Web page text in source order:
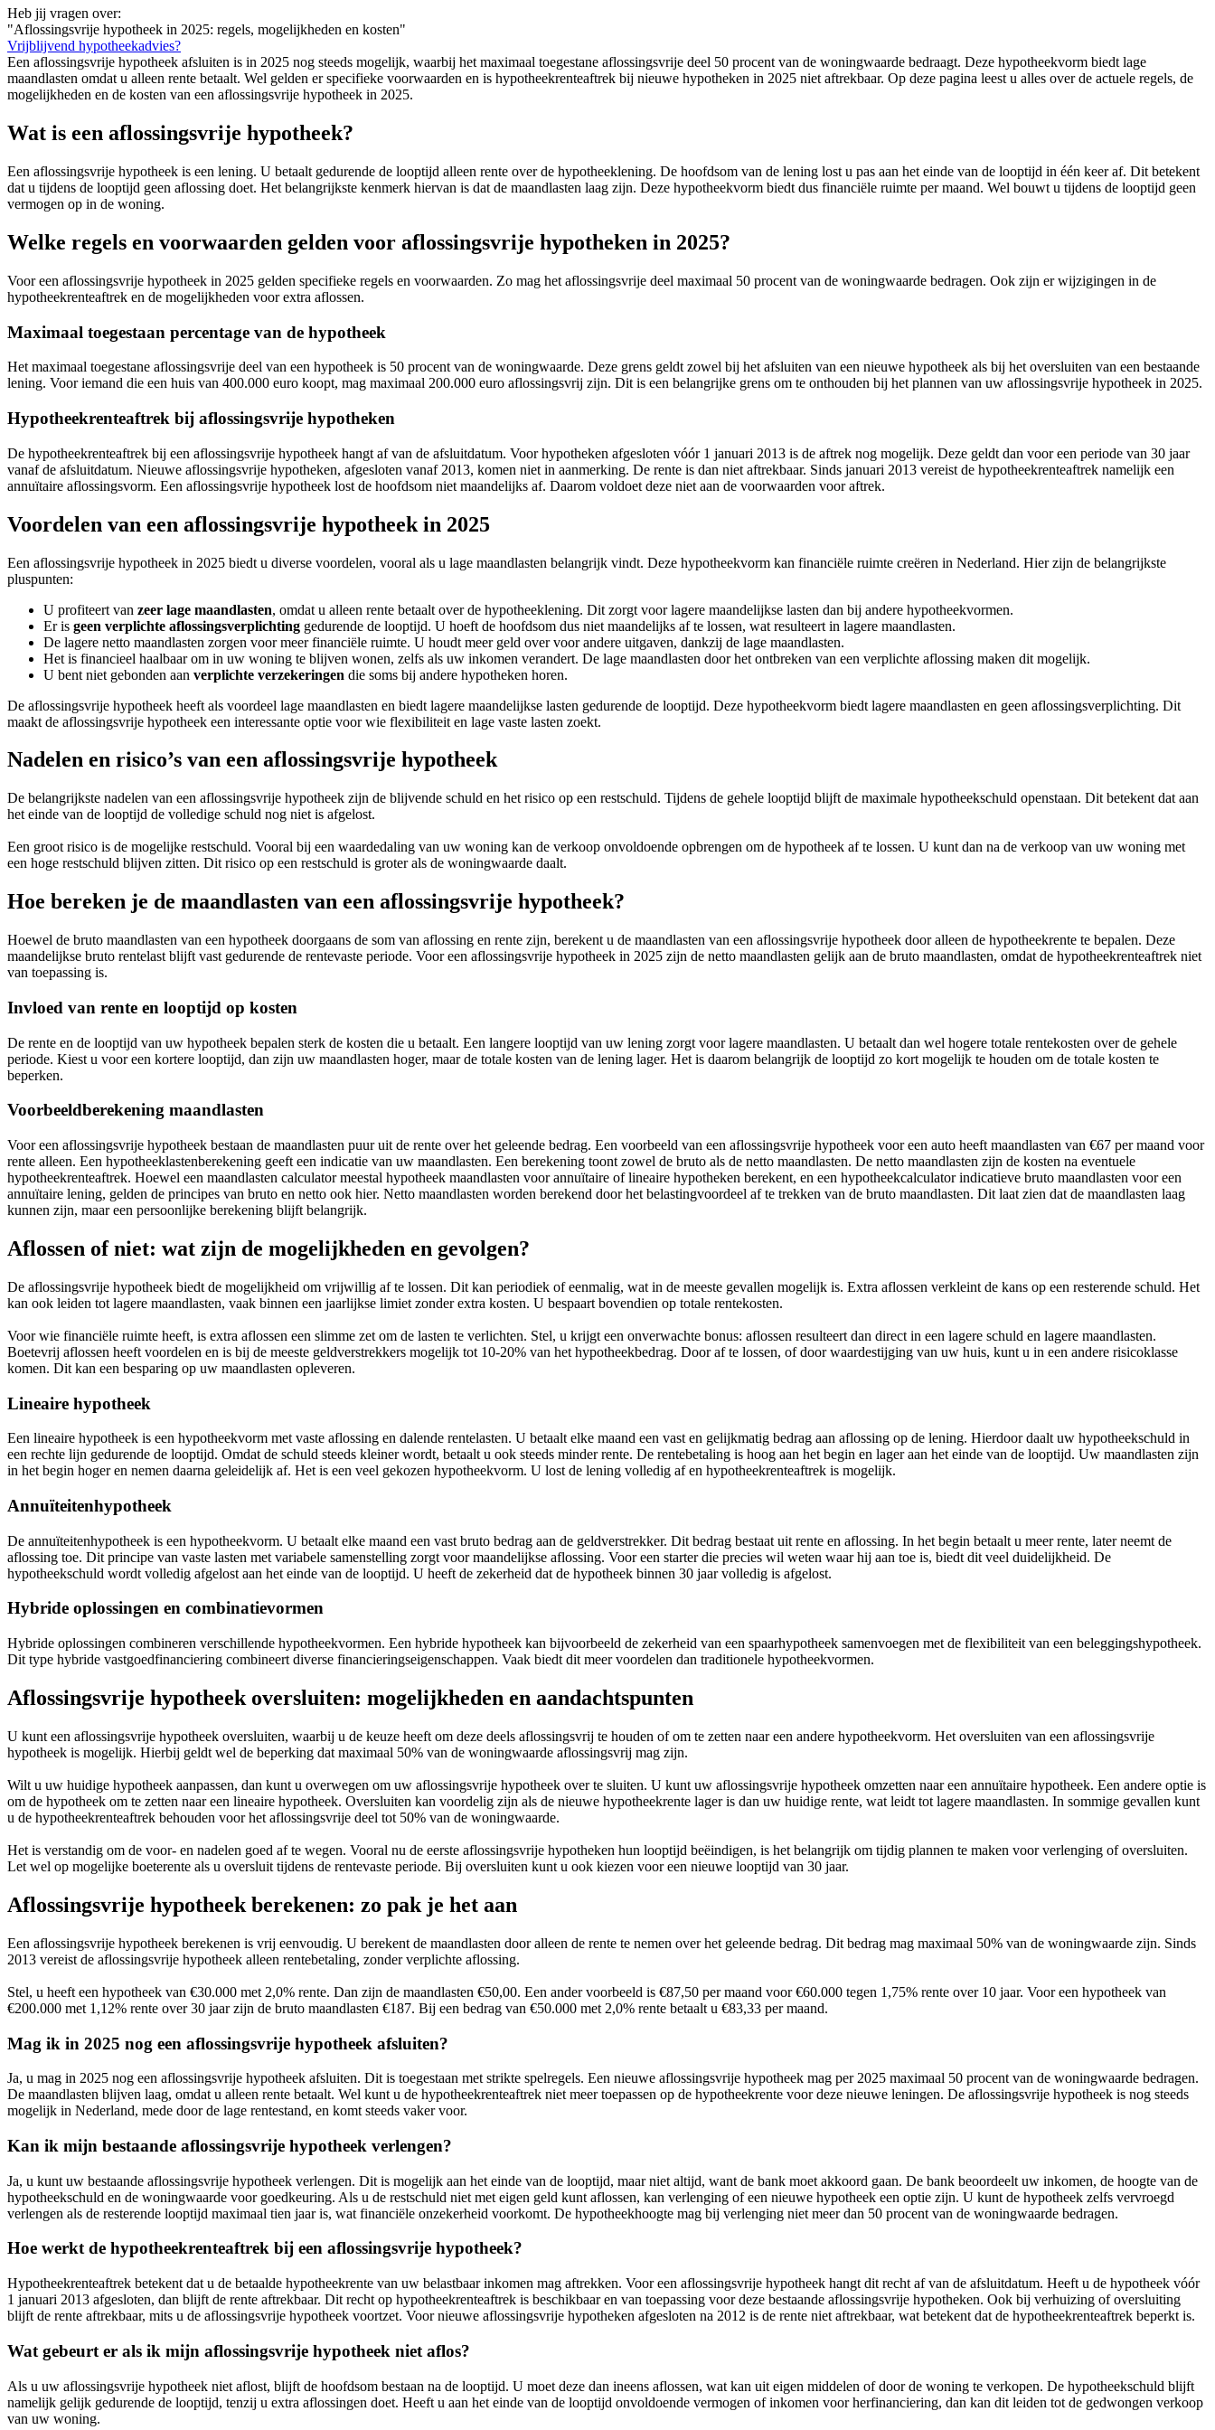
Heb jij vragen over:
"Aflossingsvrije hypotheek in 2025: regels, mogelijkheden en kosten"
Vrijblijvend hypotheekadvies?
Een aflossingsvrije hypotheek afsluiten is in 2025 nog steeds mogelijk, waarbij het maximaal toegestane aflossingsvrije deel 50 procent van de woningwaarde bedraagt. Deze hypotheekvorm biedt lage
maandlasten omdat u alleen rente betaalt. Wel gelden er specifieke voorwaarden en is hypotheekrenteaftrek bij nieuwe hypotheken in 2025 niet aftrekbaar. Op deze pagina leest u alles over de actuele regels, de
mogelijkheden en de kosten van een aflossingsvrije hypotheek in 2025.
Wat is een aflossingsvrije hypotheek?
Een aflossingsvrije hypotheek is een lening. U betaalt gedurende de looptijd alleen rente over de hypotheeklening. De hoofdsom van de lening lost u pas aan het einde van de looptijd in één keer af. Dit betekent
dat u tijdens de looptijd geen aflossing doet. Het belangrijkste kenmerk hiervan is dat de maandlasten laag zijn. Deze hypotheekvorm biedt dus financiële ruimte per maand. Wel bouwt u tijdens de looptijd geen
vermogen op in de woning.
Welke regels en voorwaarden gelden voor aflossingsvrije hypotheken in 2025?
Voor een aflossingsvrije hypotheek in 2025 gelden specifieke regels en voorwaarden. Zo mag het aflossingsvrije deel maximaal 50 procent van de woningwaarde bedragen. Ook zijn er wijzigingen in de
hypotheekrenteaftrek en de mogelijkheden voor extra aflossen.
Maximaal toegestaan percentage van de hypotheek
Het maximaal toegestane aflossingsvrije deel van een hypotheek is 50 procent van de woningwaarde. Deze grens geldt zowel bij het afsluiten van een nieuwe hypotheek als bij het oversluiten van een bestaande
lening. Voor iemand die een huis van 400.000 euro koopt, mag maximaal 200.000 euro aflossingsvrij zijn. Dit is een belangrijke grens om te onthouden bij het plannen van uw aflossingsvrije hypotheek in 2025.
Hypotheekrenteaftrek bij aflossingsvrije hypotheken
De hypotheekrenteaftrek bij een aflossingsvrije hypotheek hangt af van de afsluitdatum. Voor hypotheken afgesloten vóór 1 januari 2013 is de aftrek nog mogelijk. Deze geldt dan voor een periode van 30 jaar
vanaf de afsluitdatum. Nieuwe aflossingsvrije hypotheken, afgesloten vanaf 2013, komen niet in aanmerking. De rente is dan niet aftrekbaar. Sinds januari 2013 vereist de hypotheekrenteaftrek namelijk een
annuïtaire aflossingsvorm. Een aflossingsvrije hypotheek lost de hoofdsom niet maandelijks af. Daarom voldoet deze niet aan de voorwaarden voor aftrek.
Voordelen van een aflossingsvrije hypotheek in 2025
Een aflossingsvrije hypotheek in 2025 biedt u diverse voordelen, vooral als u lage maandlasten belangrijk vindt. Deze hypotheekvorm kan financiële ruimte creëren in Nederland. Hier zijn de belangrijkste
pluspunten:
U profiteert van zeer lage maandlasten, omdat u alleen rente betaalt over de hypotheeklening. Dit zorgt voor lagere maandelijkse lasten dan bij andere hypotheekvormen.
Er is geen verplichte aflossingsverplichting gedurende de looptijd. U hoeft de hoofdsom dus niet maandelijks af te lossen, wat resulteert in lagere maandlasten.
De lagere netto maandlasten zorgen voor meer financiële ruimte. U houdt meer geld over voor andere uitgaven, dankzij de lage maandlasten.
Het is financieel haalbaar om in uw woning te blijven wonen, zelfs als uw inkomen verandert. De lage maandlasten door het ontbreken van een verplichte aflossing maken dit mogelijk.
U bent niet gebonden aan verplichte verzekeringen die soms bij andere hypotheken horen.
De aflossingsvrije hypotheek heeft als voordeel lage maandlasten en biedt lagere maandelijkse lasten gedurende de looptijd. Deze hypotheekvorm biedt lagere maandlasten en geen aflossingsverplichting. Dit
maakt de aflossingsvrije hypotheek een interessante optie voor wie flexibiliteit en lage vaste lasten zoekt.
Nadelen en risico’s van een aflossingsvrije hypotheek
De belangrijkste nadelen van een aflossingsvrije hypotheek zijn de blijvende schuld en het risico op een restschuld. Tijdens de gehele looptijd blijft de maximale hypotheekschuld openstaan. Dit betekent dat aan
het einde van de looptijd de volledige schuld nog niet is afgelost.
Een groot risico is de mogelijke restschuld. Vooral bij een waardedaling van uw woning kan de verkoop onvoldoende opbrengen om de hypotheek af te lossen. U kunt dan na de verkoop van uw woning met
een hoge restschuld blijven zitten. Dit risico op een restschuld is groter als de woningwaarde daalt.
Hoe bereken je de maandlasten van een aflossingsvrije hypotheek?
Hoewel de bruto maandlasten van een hypotheek doorgaans de som van aflossing en rente zijn, berekent u de maandlasten van een aflossingsvrije hypotheek door alleen de hypotheekrente te bepalen. Deze
maandelijkse bruto rentelast blijft vast gedurende de rentevaste periode. Voor een aflossingsvrije hypotheek in 2025 zijn de netto maandlasten gelijk aan de bruto maandlasten, omdat de hypotheekrenteaftrek niet
van toepassing is.
Invloed van rente en looptijd op kosten
De rente en de looptijd van uw hypotheek bepalen sterk de kosten die u betaalt. Een langere looptijd van uw lening zorgt voor lagere maandlasten. U betaalt dan wel hogere totale rentekosten over de gehele
periode. Kiest u voor een kortere looptijd, dan zijn uw maandlasten hoger, maar de totale kosten van de lening lager. Het is daarom belangrijk de looptijd zo kort mogelijk te houden om de totale kosten te
beperken.
Voorbeeldberekening maandlasten
Voor een aflossingsvrije hypotheek bestaan de maandlasten puur uit de rente over het geleende bedrag. Een voorbeeld van een aflossingsvrije hypotheek voor een auto heeft maandlasten van €67 per maand voor
rente alleen. Een hypotheeklastenberekening geeft een indicatie van uw maandlasten. Een berekening toont zowel de bruto als de netto maandlasten. De netto maandlasten zijn de kosten na eventuele
hypotheekrenteaftrek. Hoewel een maandlasten calculator meestal hypotheek maandlasten voor annuïtaire of lineaire hypotheken berekent, en een hypotheekcalculator indicatieve bruto maandlasten voor een
annuïtaire lening, gelden de principes van bruto en netto ook hier. Netto maandlasten worden berekend door het belastingvoordeel af te trekken van de bruto maandlasten. Dit laat zien dat de maandlasten laag
kunnen zijn, maar een persoonlijke berekening blijft belangrijk.
Aflossen of niet: wat zijn de mogelijkheden en gevolgen?
De aflossingsvrije hypotheek biedt de mogelijkheid om vrijwillig af te lossen. Dit kan periodiek of eenmalig, wat in de meeste gevallen mogelijk is. Extra aflossen verkleint de kans op een resterende schuld. Het
kan ook leiden tot lagere maandlasten, vaak binnen een jaarlijkse limiet zonder extra kosten. U bespaart bovendien op totale rentekosten.
Voor wie financiële ruimte heeft, is extra aflossen een slimme zet om de lasten te verlichten. Stel, u krijgt een onverwachte bonus: aflossen resulteert dan direct in een lagere schuld en lagere maandlasten.
Boetevrij aflossen heeft voordelen en is bij de meeste geldverstrekkers mogelijk tot 10-20% van het hypotheekbedrag. Door af te lossen, of door waardestijging van uw huis, kunt u in een andere risicoklasse
komen. Dit kan een besparing op uw maandlasten opleveren.
Lineaire hypotheek
Een lineaire hypotheek is een hypotheekvorm met vaste aflossing en dalende rentelasten. U betaalt elke maand een vast en gelijkmatig bedrag aan aflossing op de lening. Hierdoor daalt uw hypotheekschuld in
een rechte lijn gedurende de looptijd. Omdat de schuld steeds kleiner wordt, betaalt u ook steeds minder rente. De rentebetaling is hoog aan het begin en lager aan het einde van de looptijd. Uw maandlasten zijn
in het begin hoger en nemen daarna geleidelijk af. Het is een veel gekozen hypotheekvorm. U lost de lening volledig af en hypotheekrenteaftrek is mogelijk.
Annuïteitenhypotheek
De annuïteitenhypotheek is een hypotheekvorm. U betaalt elke maand een vast bruto bedrag aan de geldverstrekker. Dit bedrag bestaat uit rente en aflossing. In het begin betaalt u meer rente, later neemt de
aflossing toe. Dit principe van vaste lasten met variabele samenstelling zorgt voor maandelijkse aflossing. Voor een starter die precies wil weten waar hij aan toe is, biedt dit veel duidelijkheid. De
hypotheekschuld wordt volledig afgelost aan het einde van de looptijd. U heeft de zekerheid dat de hypotheek binnen 30 jaar volledig is afgelost.
Hybride oplossingen en combinatievormen
Hybride oplossingen combineren verschillende hypotheekvormen. Een hybride hypotheek kan bijvoorbeeld de zekerheid van een spaarhypotheek samenvoegen met de flexibiliteit van een beleggingshypotheek.
Dit type hybride vastgoedfinanciering combineert diverse financieringseigenschappen. Vaak biedt dit meer voordelen dan traditionele hypotheekvormen.
Aflossingsvrije hypotheek oversluiten: mogelijkheden en aandachtspunten
U kunt een aflossingsvrije hypotheek oversluiten, waarbij u de keuze heeft om deze deels aflossingsvrij te houden of om te zetten naar een andere hypotheekvorm. Het oversluiten van een aflossingsvrije
hypotheek is mogelijk. Hierbij geldt wel de beperking dat maximaal 50% van de woningwaarde aflossingsvrij mag zijn.
Wilt u uw huidige hypotheek aanpassen, dan kunt u overwegen om uw aflossingsvrije hypotheek over te sluiten. U kunt uw aflossingsvrije hypotheek omzetten naar een annuïtaire hypotheek. Een andere optie is
om de hypotheek om te zetten naar een lineaire hypotheek. Oversluiten kan voordelig zijn als de nieuwe hypotheekrente lager is dan uw huidige rente, wat leidt tot lagere maandlasten. In sommige gevallen kunt
u de hypotheekrenteaftrek behouden voor het aflossingsvrije deel tot 50% van de woningwaarde.
Het is verstandig om de voor- en nadelen goed af te wegen. Vooral nu de eerste aflossingsvrije hypotheken hun looptijd beëindigen, is het belangrijk om tijdig plannen te maken voor verlenging of oversluiten.
Let wel op mogelijke boeterente als u oversluit tijdens de rentevaste periode. Bij oversluiten kunt u ook kiezen voor een nieuwe looptijd van 30 jaar.
Aflossingsvrije hypotheek berekenen: zo pak je het aan
Een aflossingsvrije hypotheek berekenen is vrij eenvoudig. U berekent de maandlasten door alleen de rente te nemen over het geleende bedrag. Dit bedrag mag maximaal 50% van de woningwaarde zijn. Sinds
2013 vereist de aflossingsvrije hypotheek alleen rentebetaling, zonder verplichte aflossing.
Stel, u heeft een hypotheek van €30.000 met 2,0% rente. Dan zijn de maandlasten €50,00. Een ander voorbeeld is €87,50 per maand voor €60.000 tegen 1,75% rente over 10 jaar. Voor een hypotheek van
€200.000 met 1,12% rente over 30 jaar zijn de bruto maandlasten €187. Bij een bedrag van €50.000 met 2,0% rente betaalt u €83,33 per maand.
Mag ik in 2025 nog een aflossingsvrije hypotheek afsluiten?
Ja, u mag in 2025 nog een aflossingsvrije hypotheek afsluiten. Dit is toegestaan met strikte spelregels. Een nieuwe aflossingsvrije hypotheek mag per 2025 maximaal 50 procent van de woningwaarde bedragen.
De maandlasten blijven laag, omdat u alleen rente betaalt. Wel kunt u de hypotheekrenteaftrek niet meer toepassen op de hypotheekrente voor deze nieuwe leningen. De aflossingsvrije hypotheek is nog steeds
mogelijk in Nederland, mede door de lage rentestand, en komt steeds vaker voor.
Kan ik mijn bestaande aflossingsvrije hypotheek verlengen?
Ja, u kunt uw bestaande aflossingsvrije hypotheek verlengen. Dit is mogelijk aan het einde van de looptijd, maar niet altijd, want de bank moet akkoord gaan. De bank beoordeelt uw inkomen, de hoogte van de
hypotheekschuld en de woningwaarde voor goedkeuring. Als u de restschuld niet met eigen geld kunt aflossen, kan verlenging of een nieuwe hypotheek een optie zijn. U kunt de hypotheek zelfs vervroegd
verlengen als de resterende looptijd maximaal tien jaar is, wat financiële onzekerheid voorkomt. De hypotheekhoogte mag bij verlenging niet meer dan 50 procent van de woningwaarde bedragen.
Hoe werkt de hypotheekrenteaftrek bij een aflossingsvrije hypotheek?
Hypotheekrenteaftrek betekent dat u de betaalde hypotheekrente van uw belastbaar inkomen mag aftrekken. Voor een aflossingsvrije hypotheek hangt dit recht af van de afsluitdatum. Heeft u de hypotheek vóór
1 januari 2013 afgesloten, dan blijft de rente aftrekbaar. Dit recht op hypotheekrenteaftrek is beschikbaar en van toepassing voor deze bestaande aflossingsvrije hypotheken. Ook bij verhuizing of oversluiting
blijft de rente aftrekbaar, mits u de aflossingsvrije hypotheek voortzet. Voor nieuwe aflossingsvrije hypotheken afgesloten na 2012 is de rente niet aftrekbaar, wat betekent dat de hypotheekrenteaftrek beperkt is.
Wat gebeurt er als ik mijn aflossingsvrije hypotheek niet aflos?
Als u uw aflossingsvrije hypotheek niet aflost, blijft de hoofdsom bestaan na de looptijd. U moet deze dan ineens aflossen, wat kan uit eigen middelen of door de woning te verkopen. De hypotheekschuld blijft
namelijk gelijk gedurende de looptijd, tenzij u extra aflossingen doet. Heeft u aan het einde van de looptijd onvoldoende vermogen of inkomen voor herfinanciering, dan kan dit leiden tot de gedwongen verkoop
van uw woning.